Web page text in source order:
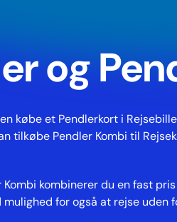
og
købe et Pendlerkort i
tilkøbe Pendler Kombi til
Kombi kombinerer du en fast
mulighed for også at rejse uden